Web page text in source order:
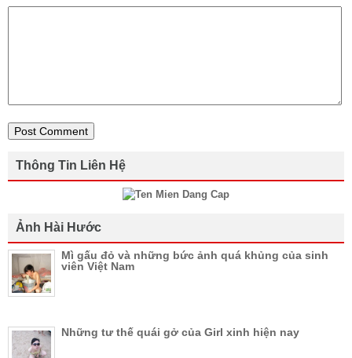
Thông Tin Liên Hệ
Ảnh Hài Hước
Mì gấu đỏ và những bức ảnh quá khủng của sinh
viên Việt Nam
Những tư thế quái gở của Girl xinh hiện nay